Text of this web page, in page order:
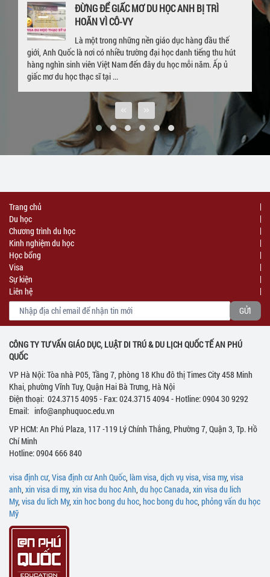
ĐỪNG ĐỂ GIẤC MƠ DU HỌC ANH BỊ TRÌ
HOÃN VÌ CÔ-VY
Là một trong những nền giáo dục hàng đầu thế
giới, Anh Quốc là nơi có nhiều trường đại học danh tiếng thu hút
hàng nghìn sinh viên Việt Nam đến đây du học mỗi năm. Ấp ủ
giấc mơ du học thạc sĩ tại ...
Trang chủ
Du học
Chương trình du học
Kinh nghiệm du học
Học bổng
Visa
Sự kiện
Liên hệ
CÔNG TY TƯ VẤN GIÁO DỤC, LUẬT DI TRÚ & DU LỊCH QUỐC TẾ AN PHÚ
QUỐC
VP Hà Nội: Tòa nhà P05, Tầng 7, phòng 18 Khu đô thị Times City 458 Minh
Khai, phường Vĩnh Tuy, Quận Hai Bà Trưng, Hà Nội
Điện thoại: 024.3715 4095 - Fax: 024.3715 4094 - Hotline: 0904 30 9292
Email: info@anphuquoc.edu.vn
VP HCM: An Phú Plaza, 117 -119 Lý Chính Thắng, Phường 7, Quận 3, Tp. Hồ
Chí Minh
Hotline: 0904 666 840
visa định cư, Visa định cư Anh Quốc, làm visa, dịch vụ visa, visa my, visa
anh, xin visa di my, xin visa du hoc Anh, du học Canada, xin visa du lich
My, visa du lich My, xin hoc bong du hoc, hoc bong du hoc, phỏng vấn du học
Mỹ